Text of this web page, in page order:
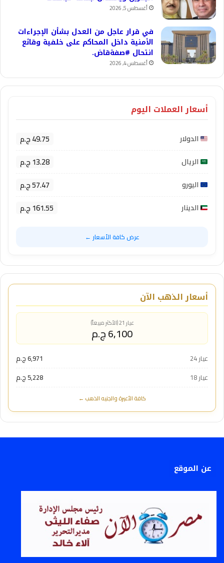
أغسطس 5, 2026
في قرار عاجل من العدل بشأن الإجراءات
الأمنية داخل المحاكم على خلفية وقائع
انتحال #صفةقاض.
أغسطس 4, 2026
أسعار العملات اليوم
الدولار 49.75 ج.م
الريال 13.28 ج.م
اليورو 57.47 ج.م
الدينار 161.55 ج.م
عرض كافة الأسعار ←
أسعار الذهب الآن
عيار 21 (الأكثر مبيعاً)
6,100 ج.م
عيار 24
6,971 ج.م
عيار 18
5,228 ج.م
كافة الأعيرة والجنيه الذهب ←
عن الموقع